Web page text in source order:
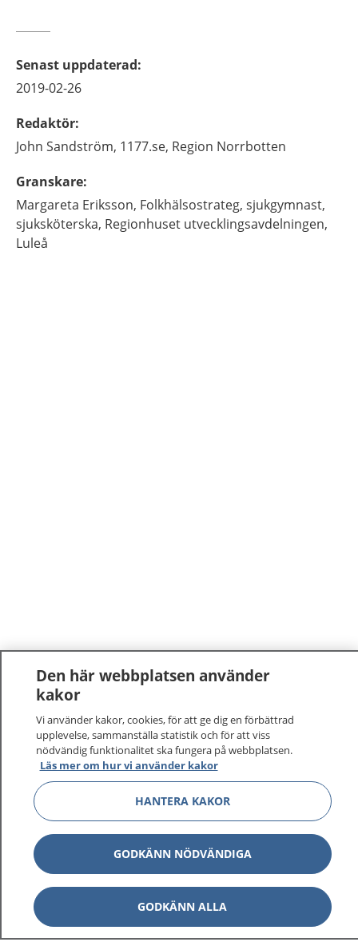
Senast uppdaterad:
2019-02-26
Redaktör:
John Sandström, 1177.se, Region Norrbotten
Granskare:
Margareta Eriksson, Folkhälsostrateg, sjukgymnast,
sjuksköterska, Regionhuset utvecklingsavdelningen,
Luleå
1177–tryggt om din hälsa och vård
På 1177.se får du råd om hälsa och information om
sjukdomar och vilka mottagningar du kan kontakta.
Logga in för att läsa din journal och göra dina
vårdärenden. Ring telefonnummer 1177 för
sjukvårdsrådgivning dygnet runt.
1177 ger dig råd när du vill må bättre.
Den här webbplatsen använder
kakor
Vi använder kakor, cookies, för att ge dig en förbättrad
upplevelse, sammanställa statistik och för att viss
nödvändig funktionalitet ska fungera på webbplatsen.
Läs mer om hur vi använder kakor
HANTERA KAKOR
GODKÄNN NÖDVÄNDIGA
GODKÄNN ALLA